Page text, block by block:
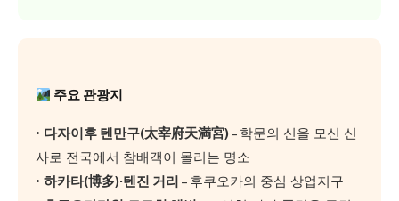
주요 관광지
• 다자이후 텐만구(太宰府天満宮)– 학문의 신을 모신 신
사로 전국에서 참배객이 몰리는 명소
• 하카타(博多)·텐진 거리 – 후쿠오카의 중심 상업지구